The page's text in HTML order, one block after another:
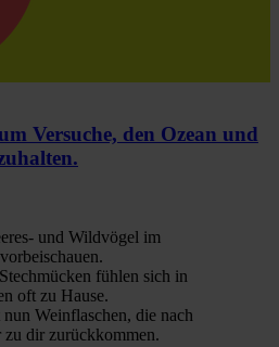
Versuche, den Ozean und
und Wildvögel im
fühlen sich in
oft zu Hause.
nun Weinflaschen, die nach
dir zurückkommen.